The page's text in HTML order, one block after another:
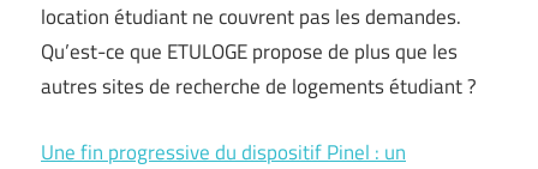
location étudiant ne couvrent pas les demandes.
Qu’est-ce que ETULOGE propose de plus que les
autres sites de recherche de logements étudiant ?
Une fin progressive du dispositif Pinel : un